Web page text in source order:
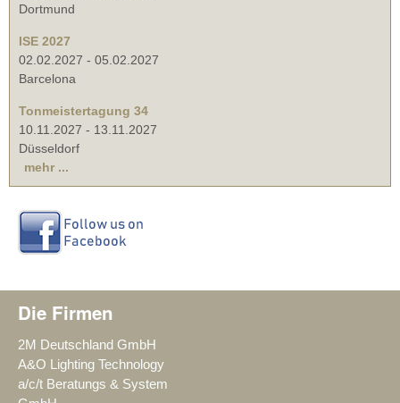
Dortmund
ISE 2027
02.02.2027 - 05.02.2027
Barcelona
Tonmeistertagung 34
10.11.2027 - 13.11.2027
Düsseldorf
mehr ...
Die Firmen
2M Deutschland GmbH
A&O Lighting Technology
a/c/t Beratungs & System